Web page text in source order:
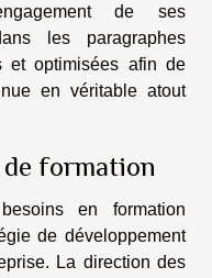
de ses
les paragraphes
et optimisées afin de
en véritable atout
formation
en formation
de développement
La direction des